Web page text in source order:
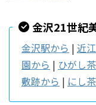
金沢21世紀
金沢駅から | 近
園から | ひがし
敷跡から | にし